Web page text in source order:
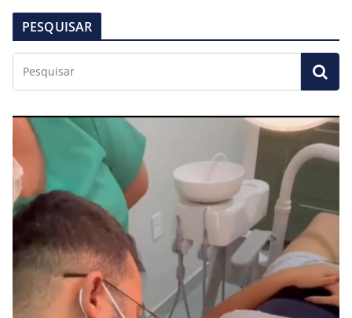
PESQUISAR